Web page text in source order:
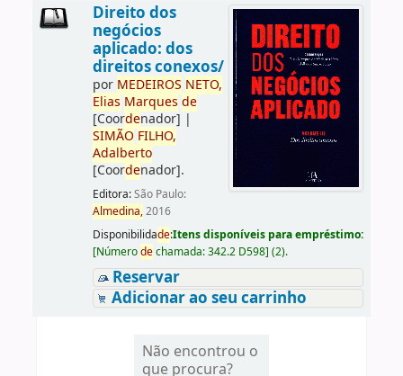
Direito dos
negócios
aplicado: dos
direitos conexos/
por MEDEIROS NETO,
Elias Marques de
[Coordenador] |
SIMÃO FILHO,
Adalberto
[Coordenador].
Editora:São Paulo:
Almedina,2016
Disponibilidade:Itens disponíveis para empréstimo:
[Númerodechamada:342.2 D598] (2).
Reservar
Adicionar ao seu carrinho
Não encontrou o
que procura?